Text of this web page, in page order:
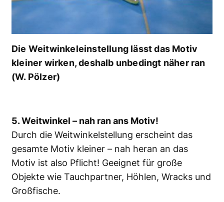
Die Weitwinkeleinstellung lässt das Motiv
kleiner wirken, deshalb unbedingt näher ran
(W. Pölzer)
5. Weitwinkel – nah ran ans Motiv!
Durch die Weitwinkelstellung erscheint das
gesamte Motiv kleiner – nah heran an das
Motiv ist also Pflicht! Geeignet für große
Objekte wie Tauchpartner, Höhlen, Wracks und
Großfische.